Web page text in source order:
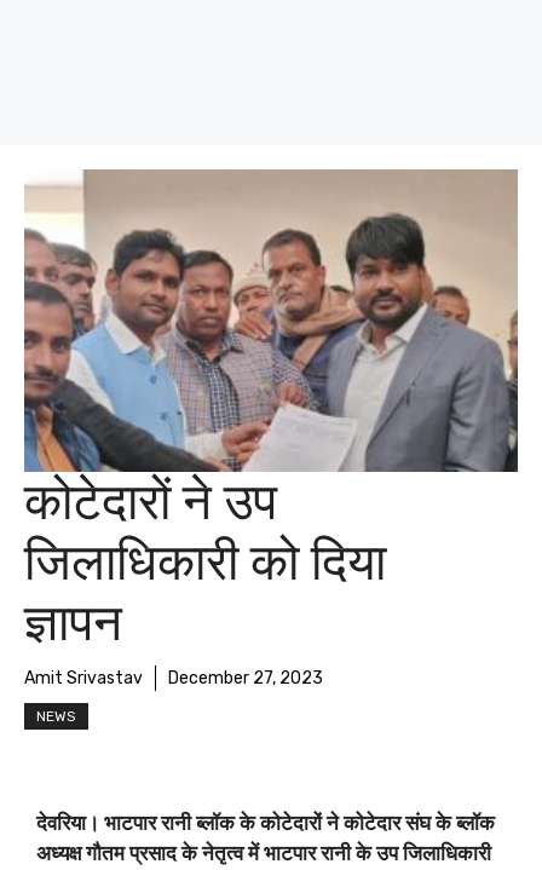
कोटेदारों ने उप
जिलाधिकारी को दिया
ज्ञापन
Amit Srivastav December 27, 2023
NEWS
देवरिया। भाटपार रानी ब्लॉक के कोटेदारों ने कोटेदार संघ के ब्लॉक
अध्यक्ष गौतम प्रसाद के नेतृत्व में भाटपार रानी के उप जिलाधिकारी